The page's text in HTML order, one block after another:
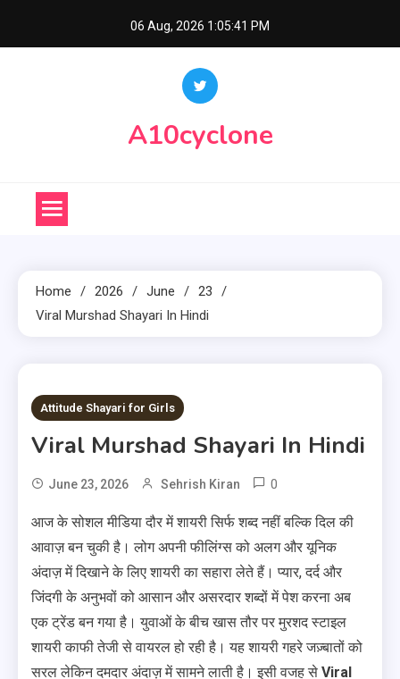
06 Aug, 2026 1:05:42 PM
A10cyclone
Home 2026 June
23
Viral Murshad Shayari In Hindi
1 MIN READ
Attitude Shayari for Girls
Viral Murshad Shayari In Hindi
June 23, 2026 Sehrish Kiran 0
आज के सोशल मीडिया दौर में शायरी सिर्फ शब्द नहीं बल्कि दिल की
आवाज़ बन चुकी है। लोग अपनी फीलिंग्स को अलग और यूनिक
अंदाज़ में दिखाने के लिए शायरी का सहारा लेते हैं। प्यार, दर्द और
जिंदगी के अनुभवों को आसान और असरदार शब्दों में पेश करना अब
एक ट्रेंड बन गया है। युवाओं के बीच खास तौर पर मुरशद स्टाइल
शायरी काफी तेजी से वायरल हो रही है। यह शायरी गहरे जज़्बातों को
सरल लेकिन दमदार अंदाज़ में सामने लाती है। इसी वजह से Viral